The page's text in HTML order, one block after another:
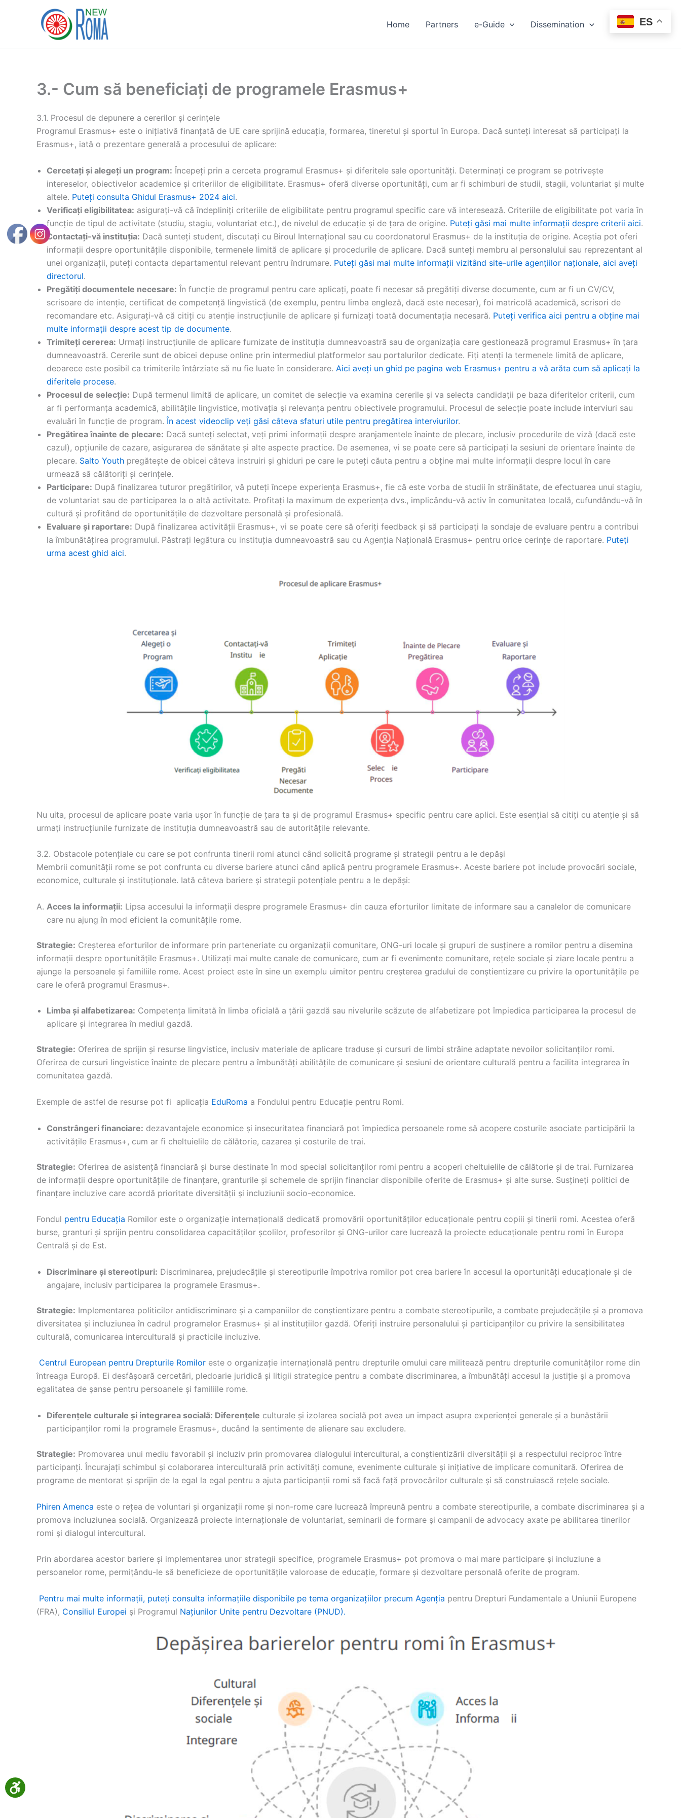
Home Partners e-Guide Dissemination Events
3.- Cum să beneficiați de programele Erasmus+
3.1. Procesul de depunere a cererilor și cerințele
Programul Erasmus+ este o inițiativă finanțată de UE care sprijină educația, formarea, tineretul și sportul în Europa. Dacă sunteți interesat să participați la
Erasmus+, iată o prezentare generală a procesului de aplicare:
Cercetați și alegeți un program: Începeți prin a cerceta programul Erasmus+ și diferitele sale oportunități. Determinați ce program se potrivește
intereselor, obiectivelor academice și criteriilor de eligibilitate. Erasmus+ oferă diverse oportunități, cum ar fi schimburi de studii, stagii, voluntariat și multe
altele. Puteți consulta Ghidul Erasmus+ 2024 aici.
Verificați eligibilitatea: asigurați-vă că îndepliniți criteriile de eligibilitate pentru programul specific care vă interesează. Criteriile de eligibilitate pot varia în
funcție de tipul de activitate (studiu, stagiu, voluntariat etc.), de nivelul de educație și de țara de origine. Puteți găsi mai multe informații despre criterii aici.
Contactați-vă instituția: Dacă sunteți student, discutați cu Biroul Internațional sau cu coordonatorul Erasmus+ de la instituția de origine. Aceștia pot oferi
informații despre oportunitățile disponibile, termenele limită de aplicare și procedurile de aplicare. Dacă sunteți membru al personalului sau reprezentant al
unei organizații, puteți contacta departamentul relevant pentru îndrumare. Puteți găsi mai multe informații vizitând site-urile agențiilor naționale, aici aveți
directorul.
Pregătiți documentele necesare: În funcție de programul pentru care aplicați, poate fi necesar să pregătiți diverse documente, cum ar fi un CV/CV,
scrisoare de intenție, certificat de competență lingvistică (de exemplu, pentru limba engleză, dacă este necesar), foi matricolă academică, scrisori de
recomandare etc. Asigurați-vă că citiți cu atenție instrucțiunile de aplicare și furnizați toată documentația necesară. Puteți verifica aici pentru a obține mai
multe informații despre acest tip de documente.
Trimiteți cererea: Urmați instrucțiunile de aplicare furnizate de instituția dumneavoastră sau de organizația care gestionează programul Erasmus+ în țara
dumneavoastră. Cererile sunt de obicei depuse online prin intermediul platformelor sau portalurilor dedicate. Fiți atenți la termenele limită de aplicare,
deoarece este posibil ca trimiterile întârziate să nu fie luate în considerare. Aici aveți un ghid pe pagina web Erasmus+ pentru a vă arăta cum să aplicați la
diferitele procese.
Procesul de selecție: După termenul limită de aplicare, un comitet de selecție va examina cererile și va selecta candidații pe baza diferitelor criterii, cum
ar fi performanța academică, abilitățile lingvistice, motivația și relevanța pentru obiectivele programului. Procesul de selecție poate include interviuri sau
evaluări în funcție de program.În acest videoclip veți găsi câteva sfaturi utile pentru pregătirea interviurilor.
Pregătirea înainte de plecare: Dacă sunteți selectat, veți primi informații despre aranjamentele înainte de plecare, inclusiv procedurile de viză (dacă este
cazul), opțiunile de cazare, asigurarea de sănătate și alte aspecte practice. De asemenea, vi se poate cere să participați la sesiuni de orientare înainte de
plecare. Salto Youth pregătește de obicei câteva instruiri și ghiduri pe care le puteți căuta pentru a obține mai multe informații despre locul în care
urmează să călătoriți și cerințele.
Participare: După finalizarea tuturor pregătirilor, vă puteți începe experiența Erasmus+, fie că este vorba de studii în străinătate, de efectuarea unui stagiu,
de voluntariat sau de participarea la o altă activitate. Profitați la maximum de experiența dvs., implicându-vă activ în comunitatea locală, cufundându-vă în
cultură și profitând de oportunitățile de dezvoltare personală și profesională.
Evaluare și raportare: După finalizarea activității Erasmus+, vi se poate cere să oferiți feedback și să participați la sondaje de evaluare pentru a contribui
la îmbunătățirea programului. Păstrați legătura cu instituția dumneavoastră sau cu Agenția Națională Erasmus+ pentru orice cerințe de raportare. Puteți
urma acest ghid aici.
Nu uita, procesul de aplicare poate varia ușor în funcție de țara ta și de programul Erasmus+ specific pentru care aplici. Este esențial să citiți cu atenție și să
urmați instrucțiunile furnizate de instituția dumneavoastră sau de autoritățile relevante.
3.2. Obstacole potențiale cu care se pot confrunta tinerii romi atunci când solicită programe și strategii pentru a le depăși
Membrii comunității rome se pot confrunta cu diverse bariere atunci când aplică pentru programele Erasmus+. Aceste bariere pot include provocări sociale,
economice, culturale și instituționale. Iată câteva bariere și strategii potențiale pentru a le depăși:
Acces la informații: Lipsa accesului la informații despre programele Erasmus+ din cauza eforturilor limitate de informare sau a canalelor de comunicare
care nu ajung în mod eficient la comunitățile rome.
Strategie: Creșterea eforturilor de informare prin parteneriate cu organizații comunitare, ONG-uri locale și grupuri de susținere a romilor pentru a disemina
informații despre oportunitățile Erasmus+. Utilizați mai multe canale de comunicare, cum ar fi evenimente comunitare, rețele sociale și ziare locale pentru a
ajunge la persoanele și familiile rome. Acest proiect este în sine un exemplu uimitor pentru creșterea gradului de conștientizare cu privire la oportunitățile pe
care le oferă programul Erasmus+.
Limba și alfabetizarea: Competența limitată în limba oficială a țării gazdă sau nivelurile scăzute de alfabetizare pot împiedica participarea la procesul de
aplicare și integrarea în mediul gazdă.
Strategie: Oferirea de sprijin și resurse lingvistice, inclusiv materiale de aplicare traduse și cursuri de limbi străine adaptate nevoilor solicitanților romi.
Oferirea de cursuri lingvistice înainte de plecare pentru a îmbunătăți abilitățile de comunicare și sesiuni de orientare culturală pentru a facilita integrarea în
comunitatea gazdă.
Exemple de astfel de resurse pot fi aplicația EduRoma a Fondului pentru Educație pentru Romi.
Constrângeri financiare: dezavantajele economice și insecuritatea financiară pot împiedica persoanele rome să acopere costurile asociate participării la
activitățile Erasmus+, cum ar fi cheltuielile de călătorie, cazarea și costurile de trai.
Strategie: Oferirea de asistență financiară și burse destinate în mod special solicitanților romi pentru a acoperi cheltuielile de călătorie și de trai. Furnizarea
de informații despre oportunitățile de finanțare, granturile și schemele de sprijin financiar disponibile oferite de Erasmus+ și alte surse. Susțineți politici de
finanțare incluzive care acordă prioritate diversității și incluziunii socio-economice.
Fondul pentru Educația Romilor este o organizație internațională dedicată promovării oportunităților educaționale pentru copiii și tinerii romi. Acestea oferă
burse, granturi și sprijin pentru consolidarea capacităților școlilor, profesorilor și ONG-urilor care lucrează la proiecte educaționale pentru romi în Europa
Centrală și de Est.
Discriminare și stereotipuri: Discriminarea, prejudecățile și stereotipurile împotriva romilor pot crea bariere în accesul la oportunități educaționale și de
angajare, inclusiv participarea la programele Erasmus+.
Strategie: Implementarea politicilor antidiscriminare și a campaniilor de conștientizare pentru a combate stereotipurile, a combate prejudecățile și a promova
diversitatea și incluziunea în cadrul programelor Erasmus+ și al instituțiilor gazdă. Oferiți instruire personalului și participanților cu privire la sensibilitatea
culturală, comunicarea interculturală și practicile incluzive.
Centrul European pentru Drepturile Romilor este o organizație internațională pentru drepturile omului care militează pentru drepturile comunităților rome din
întreaga Europă. Ei desfășoară cercetări, pledoarie juridică și litigii strategice pentru a combate discriminarea, a îmbunătăți accesul la justiție și a promova
egalitatea de șanse pentru persoanele și familiile rome.
Diferențele culturale și integrarea socială: Diferențele culturale și izolarea socială pot avea un impact asupra experienței generale și a bunăstării
participanților romi la programele Erasmus+, ducând la sentimente de alienare sau excludere.
Strategie: Promovarea unui mediu favorabil și incluziv prin promovarea dialogului intercultural, a conștientizării diversității și a respectului reciproc între
participanți. Încurajați schimbul și colaborarea interculturală prin activități comune, evenimente culturale și inițiative de implicare comunitară. Oferirea de
programe de mentorat și sprijin de la egal la egal pentru a ajuta participanții romi să facă față provocărilor culturale și să construiască rețele sociale.
Phiren Amenca este o rețea de voluntari și organizații rome și non-rome care lucrează împreună pentru a combate stereotipurile, a combate discriminarea și a
promova incluziunea socială. Organizează proiecte internaționale de voluntariat, seminarii de formare și campanii de advocacy axate pe abilitarea tinerilor
romi și dialogul intercultural.
Prin abordarea acestor bariere și implementarea unor strategii specifice, programele Erasmus+ pot promova o mai mare participare și incluziune a
persoanelor rome, permițându-le să beneficieze de oportunitățile valoroase de educație, formare și dezvoltare personală oferite de program.
Pentru mai multe informații, puteți consulta informațiile disponibile pe tema organizațiilor precum Agenția pentru Drepturi Fundamentale a Uniunii Europene
(FRA), Consiliul Europei și Programul Națiunilor Unite pentru Dezvoltare (PNUD).
ES